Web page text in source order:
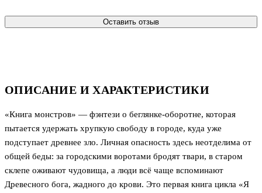
ОПИСАНИЕ И ХАРАКТЕРИСТИКИ
«Книга монстров» — фэнтези о беглянке-оборотне, которая
пытается удержать хрупкую свободу в городе, куда уже
подступает древнее зло. Личная опасность здесь неотделима от
общей беды: за городскими воротами бродят твари, в старом
склепе оживают чудовища, а люди всё чаще вспоминают
Древесного бога, жадного до крови. Это первая книга цикла «Я
Оставить отзыв